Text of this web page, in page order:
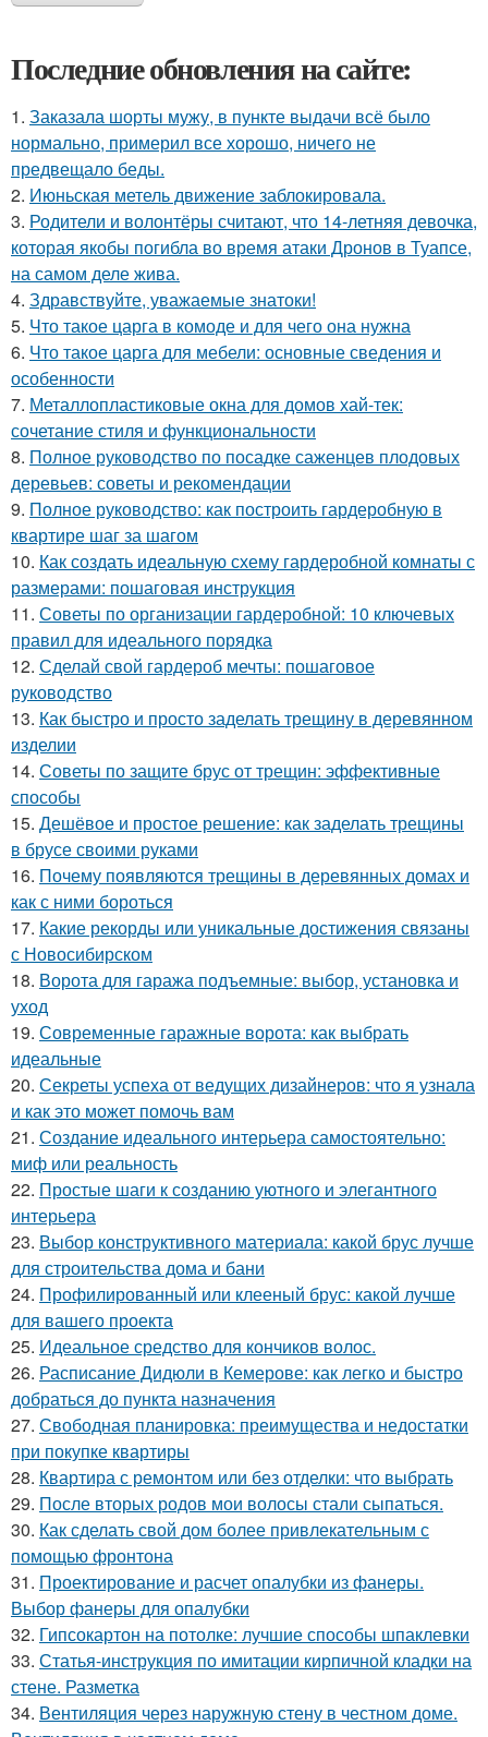
Последние обновления на сайте:
1. Заказала шорты мужу, в пункте выдачи всё было
нормально, примерил все хорошо, ничего не
предвещало беды.
2. Июньская метель движение заблокировала.
3. Родители и волонтёры считают, что 14-летняя девочка,
которая якобы погибла во время атаки Дронов в Туапсе,
на самом деле жива.
4. Здравствуйте, уважаемые знатоки!
5. Что такое царга в комоде и для чего она нужна
6. Что такое царга для мебели: основные сведения и
особенности
7. Металлопластиковые окна для домов хай-тек:
сочетание стиля и функциональности
8. Полное руководство по посадке саженцев плодовых
деревьев: советы и рекомендации
9. Полное руководство: как построить гардеробную в
квартире шаг за шагом
10. Как создать идеальную схему гардеробной комнаты с
размерами: пошаговая инструкция
11. Советы по организации гардеробной: 10 ключевых
правил для идеального порядка
12. Сделай свой гардероб мечты: пошаговое
руководство
13. Как быстро и просто заделать трещину в деревянном
изделии
14. Советы по защите брус от трещин: эффективные
способы
15. Дешёвое и простое решение: как заделать трещины
в брусе своими руками
16. Почему появляются трещины в деревянных домах и
как с ними бороться
17. Какие рекорды или уникальные достижения связаны
с Новосибирском
18. Ворота для гаража подъемные: выбор, установка и
уход
19. Современные гаражные ворота: как выбрать
идеальные
20. Секреты успеха от ведущих дизайнеров: что я узнала
и как это может помочь вам
21. Создание идеального интерьера самостоятельно:
миф или реальность
22. Простые шаги к созданию уютного и элегантного
интерьера
23. Выбор конструктивного материала: какой брус лучше
для строительства дома и бани
24. Профилированный или клееный брус: какой лучше
для вашего проекта
25. Идеальное средство для кончиков волос.
26. Расписание Дидюли в Кемерове: как легко и быстро
добраться до пункта назначения
27. Свободная планировка: преимущества и недостатки
при покупке квартиры
28. Квартира с ремонтом или без отделки: что выбрать
29. После вторых родов мои волосы стали сыпаться.
30. Как сделать свой дом более привлекательным с
помощью фронтона
31. Проектирование и расчет опалубки из фанеры.
Выбор фанеры для опалубки
32. Гипсокартон на потолке: лучшие способы шпаклевки
33. Статья-инструкция по имитации кирпичной кладки на
стене. Разметка
34. Вентиляция через наружную стену в честном доме.